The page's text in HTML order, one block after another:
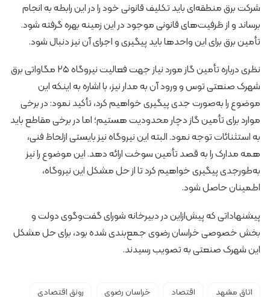
شرکت برق منطقه‌ای باید تکلیف قانونی خود را در این رابطه به انجام
برساند و از ظرفیت‌های قانونی موجود در این زمینه بهره گرفته شود.
تأمین برق برای این واحدها باید پیگیری و اجرای آن نیز دنبال شود.
نظری درباره تأمین گاز مورد نیاز جهت فعالیت نیروگاه ۲۵ مگاواتی برق
شهرک صنعتی توس و ورود آن به مدار نیز، با اشاره به اینکه این
موضوع را به‌صورت جدی پیگیری خواهیم کرد، تأکید نمود: در برخی
موارد برای تأمین گاز دچار محدودیت هستیم؛ اما در برخی مقاطع باید
به استثنائات توجه نمود. البته این نیروگاه نیز بایستی ازلحاظ فنی،
همه مدارک را به قصد تأمین سوخت ارائه دهد. این موضوع را نیز
به‌طورجدی پیگیری خواهیم کرد تا از حل مشکل این نیروگاه،
اطمینان حاصل شود.
پیشنهاداتی که پیش‌ازاین در دبیرخانه شورای گفت‌وگوی دولت و
بخش خصوصی خراسان رضوی جمع‌بندی شده بود، برای حل مشکل
این شهرک صنعتی به تصویب رسیدند.
اتاق مشهد اقتصاد خراسان رضوی
رونق اقتصادی